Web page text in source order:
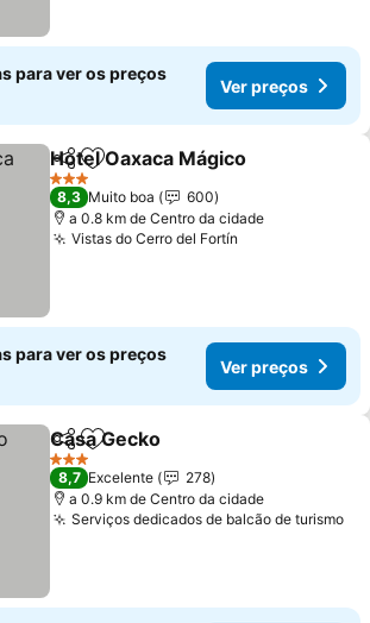
para ver os preços
Ver preços
PartilharAdicionar aos favoritos
Hotel Oaxaca Mágico
3 Estrelas
8,3 Muito boa
600
a 0.8 km de Centro da cidade
Vistas do Cerro del Fortín
para ver os preços
Ver preços
PartilharAdicionar aos favoritos
Casa Gecko
3 Estrelas
8,7 Excelente
278
a 0.9 km de Centro da cidade
Serviços dedicados de balcão de turismo